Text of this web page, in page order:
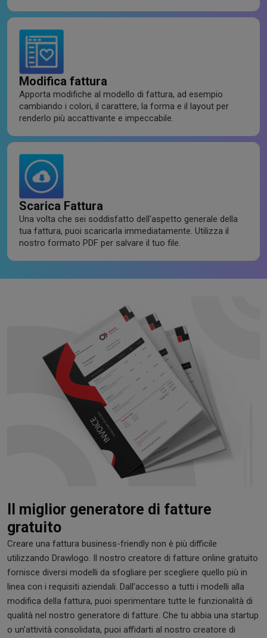
Modifica fattura
Apporta modifiche al modello di fattura, ad esempio
cambiando i colori, il carattere, la forma e il layout per
renderlo più accattivante e impeccabile.
Scarica Fattura
Una volta che sei soddisfatto dell'aspetto generale della
tua fattura, puoi scaricarla immediatamente. Utilizza il
nostro formato PDF per salvare il tuo file.
Il miglior generatore di fatture
gratuito
Creare una fattura business-friendly non è più difficile
utilizzando Drawlogo. Il nostro creatore di fatture online gratuito
fornisce diversi modelli da sfogliare per scegliere quello più in
linea con i requisiti aziendali. Dall'accesso a tutti i modelli alla
modifica della fattura, puoi sperimentare tutte le funzionalità di
qualità nel nostro generatore di fatture. Che tu abbia una startup
o un'attività consolidata, puoi affidarti al nostro creatore di